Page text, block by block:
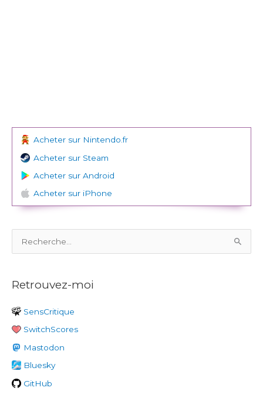
Acheter sur Nintendo.fr
Acheter sur Steam
Acheter sur Android
Acheter sur iPhone
e
h
r
c
h
e
r
Retrouvez-moi
SensCritique
SwitchScores
Mastodon
Bluesky
GitHub